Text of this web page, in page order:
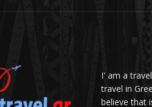
I' am a
travel in
believe that